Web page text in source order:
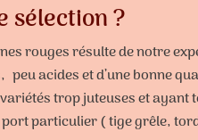
sélection ?
rouges résulte de notre
acides et d’une bonne
trop juteuses et ayant
particulier ( tige grêle,